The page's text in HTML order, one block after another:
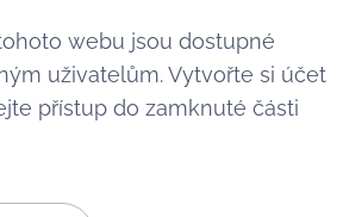
webu jsou dostupné
uživatelům. Vytvořte si účet
přístup do zamknuté části